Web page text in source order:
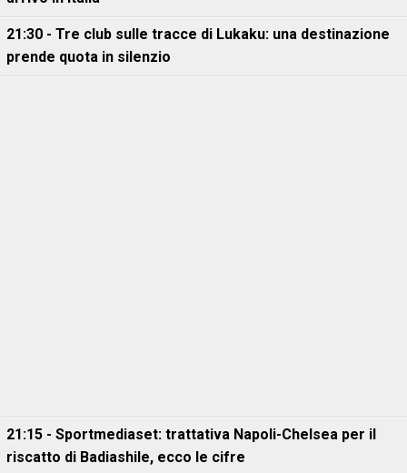
21:30 - Tre club sulle tracce di Lukaku: una destinazione
prende quota in silenzio
21:15 - Sportmediaset: trattativa Napoli-Chelsea per il
riscatto di Badiashile, ecco le cifre